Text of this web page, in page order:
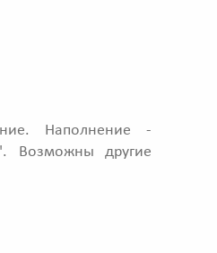
Наполнение -
Возможны другие